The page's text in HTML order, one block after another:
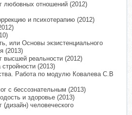
любовных отношений (2012)
и психотерапию (2012)
или Основы экзистенциального
(2013)
высшей реальности (2012)
стройности (2013)
Работа по модулю Ковалева С.В
с бессознательным (2013)
и здоровье (2013)
человеческого